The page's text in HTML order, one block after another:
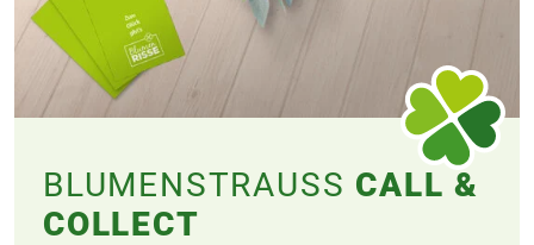
BLUMENSTRAUSS
CALL &
COLLECT